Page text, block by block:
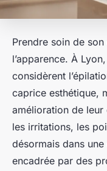
Prendre soin de
l’apparence. À
considèrent
caprice esthétique,
amélioration de
les irritations, les
désormais dans
encadrée par des